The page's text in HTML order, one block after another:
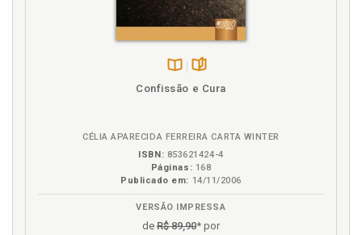
Confissão e Cura
CÉLIA APARECIDA FERREIRA CARTA WINTER
ISBN: 853621424-4
Páginas: 168
Publicado em: 14/11/2006
VERSÃO IMPRESSA
de R$ 89,90* por